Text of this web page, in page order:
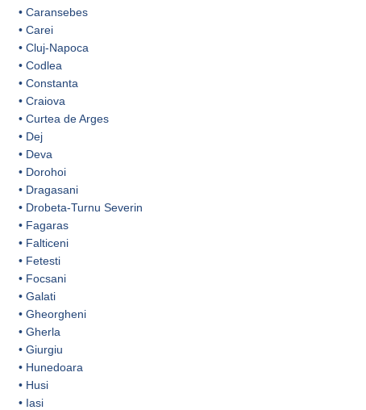
• Caransebes
• Carei
• Cluj-Napoca
• Codlea
• Constanta
• Craiova
• Curtea de Arges
• Dej
• Deva
• Dorohoi
• Dragasani
• Drobeta-Turnu Severin
• Fagaras
• Falticeni
• Fetesti
• Focsani
• Galati
• Gheorgheni
• Gherla
• Giurgiu
• Hunedoara
• Husi
• Iasi